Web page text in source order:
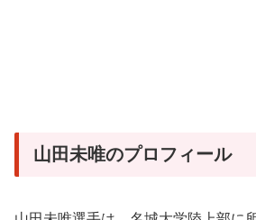
山田未唯のプロフィール